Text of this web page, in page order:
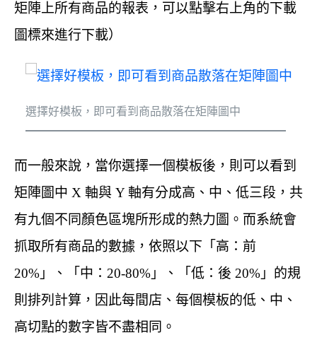
矩陣上所有商品的報表，可以點擊右上角的下載
圖標來進行下載）
選擇好模板，即可看到商品散落在矩陣圖中
而一般來說，當你選擇一個模板後，則可以看到
矩陣圖中 X 軸與 Y 軸有分成高、中、低三段，共
有九個不同顏色區塊所形成的熱力圖。而系統會
抓取所有商品的數據，依照以下「高：前
20%」、「中：20-80%」、「低：後 20%」的規
則排列計算，因此每間店、每個模板的低、中、
高切點的數字皆不盡相同。